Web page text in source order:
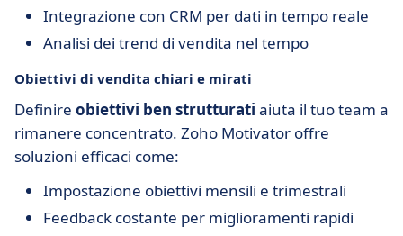
Integrazione con CRM per dati in tempo reale
Analisi dei trend di vendita nel tempo
Obiettivi di vendita chiari e mirati
Definire obiettivi ben strutturati aiuta il tuo team a
rimanere concentrato. Zoho Motivator offre
soluzioni efficaci come:
Impostazione obiettivi mensili e trimestrali
Feedback costante per miglioramenti rapidi